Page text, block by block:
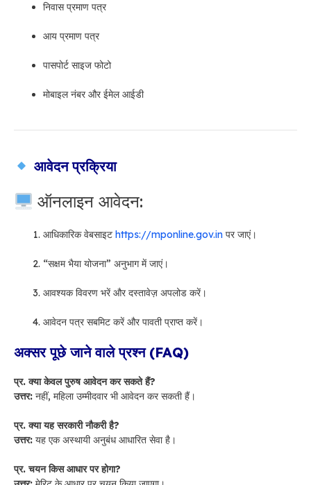
निवास प्रमाण पत्र
आय प्रमाण पत्र
पासपोर्ट साइज फोटो
मोबाइल नंबर और ईमेल आईडी
आवेदन प्रक्रिया
ऑनलाइन आवेदन:
आधिकारिक वेबसाइट https://mponline.gov.in पर जाएं।
“सक्षम भैया योजना” अनुभाग में जाएं।
आवश्यक विवरण भरें और दस्तावेज़ अपलोड करें।
आवेदन पत्र सबमिट करें और पावती प्राप्त करें।
अक्सर पूछे जाने वाले प्रश्न (FAQ)
प्र. क्या केवल पुरुष आवेदन कर सकते हैं?
उत्तर: नहीं, महिला उम्मीदवार भी आवेदन कर सकती हैं।
प्र. क्या यह सरकारी नौकरी है?
उत्तर: यह एक अस्थायी अनुबंध आधारित सेवा है।
प्र. चयन किस आधार पर होगा?